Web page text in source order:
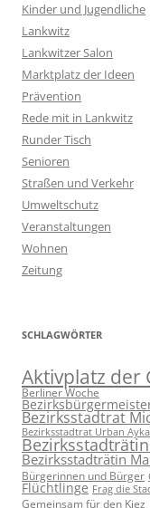
Kinder und Jugendliche
Lankwitz
Lankwitzer Salon
Marktplatz der Ideen
Prävention
Rede mit in Lankwitz
Runder Tisch
Senioren
Straßen und Verkehr
Umweltschutz
Veranstaltungen
Wohnen
Zeitung
SCHLAGWÖRTER
Aktivplatz der
Berliner Woche
Bezirksstadtrat
Bezirksstadtrat Urban
Bezirksstadträtin
Bürgerinnen und Bürger
Flüchtlinge Frag die
Gemeinsam für den Kiez